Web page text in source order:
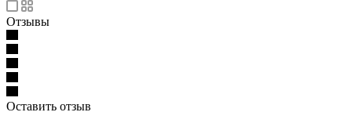
Отзывы
Оставить отзыв